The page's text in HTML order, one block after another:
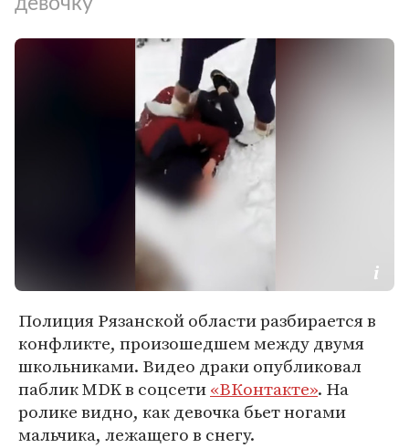
Полиция Рязанской области разбирается в
конфликте, произошедшем между двумя
школьниками. Видео драки опубликовал
паблик MDK в соцсети«ВКонтакте». На
ролике видно, как девочка бьет ногами
мальчика, лежащего в снегу.